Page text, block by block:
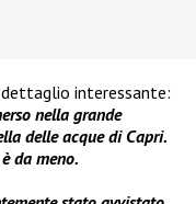
dettaglio interessante:
nella grande
delle acque di Capri.
da meno.